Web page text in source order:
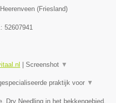
Heerenveen (Friesland)
52607941
Screenshot ▼
praktijk voor ▼
Dry Needling in het bekkengebied,